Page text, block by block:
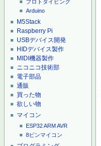
プロトタイピング
Arduino
M5Stack
Raspberry Pi
USBデバイス開発
HIDデバイス製作
MIDI機器製作
ニコニコ技術部
電子部品
通販
買った物
欲しい物
マイコン
ESP32ARMAVR
8ピンマイコン